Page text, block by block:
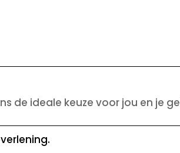
de ideale keuze voor jou en je